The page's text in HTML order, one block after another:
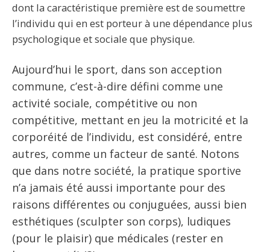
dont la caractéristique première est de soumettre
l’individu qui en est porteur à une dépendance plus
psychologique et sociale que physique.
Aujourd’hui le sport, dans son acception
commune, c’est-à-dire défini comme une
activité sociale, compétitive ou non
compétitive, mettant en jeu la motricité et la
corporéité de l’individu, est considéré, entre
autres, comme un facteur de santé. Notons
que dans notre société, la pratique sportive
n’a jamais été aussi importante pour des
raisons différentes ou conjuguées, aussi bien
esthétiques (sculpter son corps), ludiques
(pour le plaisir) que médicales (rester en